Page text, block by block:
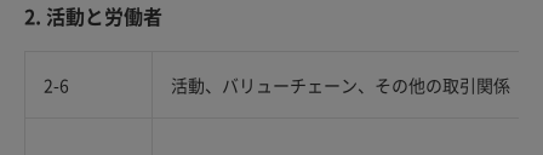
2. 活動と労働者
2-6 活動、バリューチェーン、その他の取引関係